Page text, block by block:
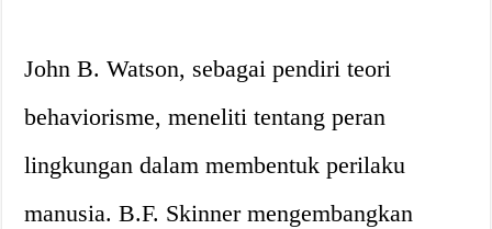
John B. Watson, sebagai pendiri teori
behaviorisme, meneliti tentang peran
lingkungan dalam membentuk perilaku
manusia. B.F. Skinner mengembangkan